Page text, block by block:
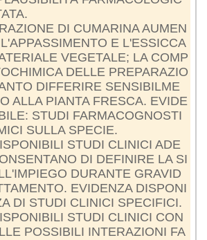
DI CUMARINA AUMEN
E L'ESSICCA
VEGETALE; LA COMP
DELLE PREPARAZIO
DIFFERIRE SENSIBILME
ALLA PIANTA FRESCA. EVIDE
STUDI FARMACOGNOSTI
SULLA SPECIE.
STUDI CLINICI ADE
DI DEFINIRE LA SI
DURANTE GRAVID
EVIDENZA DISPONI
DI STUDI CLINICI SPECIFICI.
STUDI CLINICI CON
POSSIBILI INTERAZIONI FA